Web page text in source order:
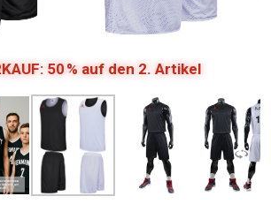
50 % auf den 2. Artikel